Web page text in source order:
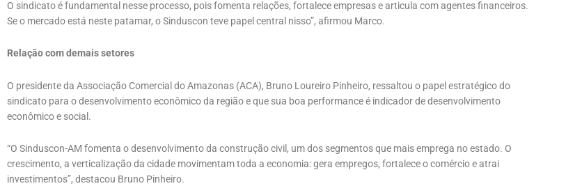
O sindicato é fundamental nesse processo, pois fomenta relações, fortalece empresas e articula com agentes financeiros.
Se o mercado está neste patamar, o Sinduscon teve papel central nisso”, afirmou Marco.
Relação com demais setores
O presidente da Associação Comercial do Amazonas (ACA), Bruno Loureiro Pinheiro, ressaltou o papel estratégico do
sindicato para o desenvolvimento econômico da região e que sua boa performance é indicador de desenvolvimento
econômico e social.
“O Sinduscon-AM fomenta o desenvolvimento da construção civil, um dos segmentos que mais emprega no estado. O
crescimento, a verticalização da cidade movimentam toda a economia: gera empregos, fortalece o comércio e atrai
investimentos”, destacou Bruno Pinheiro.